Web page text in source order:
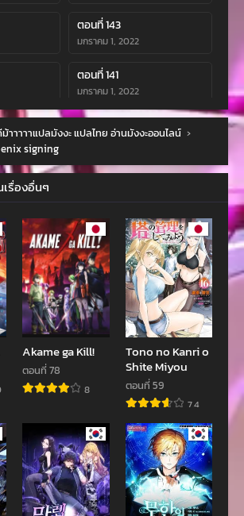
ตอนที่ 143
มกราคม 1, 2022
ตอนที่ 141
มกราคม 1, 2022
ตอนที่ 139
ตอนที่ 137
ตอนที่ 134
มกราคม 1, 2022
ตอนที่ 133
มกราคม 1, 2022
ตอนที่ 130
มกราคม 1, 2022
มกราคม 1, 2022
ตอนที่ 127
มกราคม 1, 2022
ตอนที่ 125
มกราคม 1, 2022
าาาาาแปลมังงะ แปลไทย อ่านมังงะออนไลน์ ›
signing
เรื่องอื่นๆ
Akame ga Kill!
ตอนที่ 78
8
Tono no Kanri o
Shite Miyou
ตอนที่ 59
7.4